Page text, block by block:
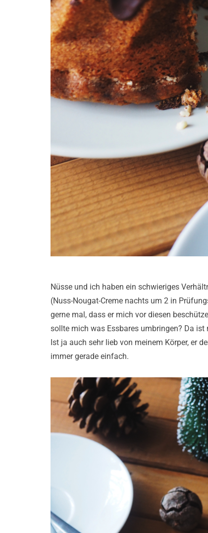
Nüsse und ich haben ein schwieriges
(Nuss-Nougat-Creme nachts um 2 in
gerne mal, dass er mich vor diesen
sollte mich was Essbares umbringen? Da
Ist ja auch sehr lieb von meinem Körper, er
immer gerade einfach.